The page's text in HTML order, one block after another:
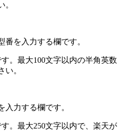
。
番を入力する欄です。
。最大100文字以内の半角英数
い。
入力する欄です。
。最大250文字以内で、楽天が